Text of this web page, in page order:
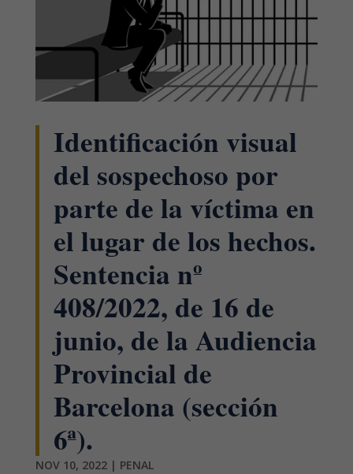
Identificación visual
del sospechoso por
parte de la víctima en
el lugar de los hechos.
Sentencia nº
408/2022, de 16 de
junio, de la Audiencia
Provincial de
Barcelona (sección
6ª).
NOV 10, 2022| PENAL